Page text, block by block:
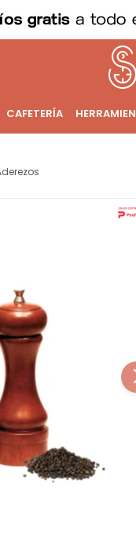
CAFETERÍA